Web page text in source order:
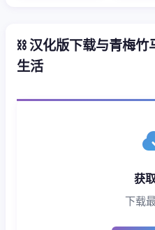
⛓️ 汉化版下载与青梅竹
生活
获
下载